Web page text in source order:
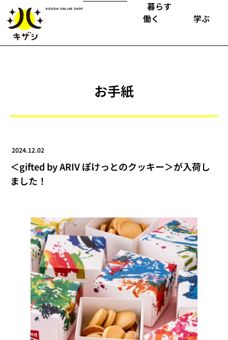
暮らす
働く
学ぶ
お手紙
2024.12.02
＜gifted by ARIV ぽけっとのクッキー＞が入荷し
ました！